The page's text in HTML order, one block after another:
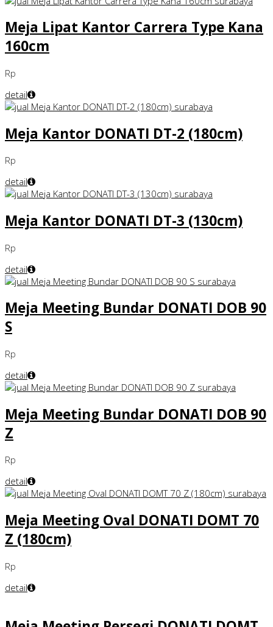
Meja Lipat Kantor Carrera Type Kana
160cm
Rp
detail
Meja Kantor DONATI DT-2 (180cm)
Rp
detail
Meja Kantor DONATI DT-3 (130cm)
Rp
detail
Meja Meeting Bundar DONATI DOB 90
S
Rp
detail
Meja Meeting Bundar DONATI DOB 90
Z
Rp
detail
Meja Meeting Oval DONATI DOMT 70
Z (180cm)
Rp
detail